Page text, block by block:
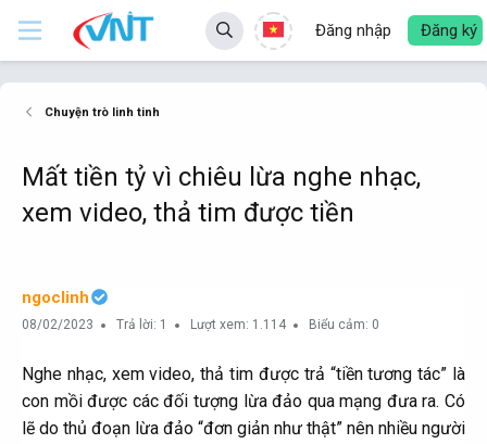
Đăng nhập Đăng ký
Chuyện trò linh tinh
Mất tiền tỷ vì chiêu lừa nghe nhạc,
xem video, thả tim được tiền
ngoclinh
08/02/2023 Trả lời: 1 Lượt xem: 1.114 Biểu cảm: 0
Nghe nhạc, xem video, thả tim được trả “tiền tương tác” là
con mồi được các đối tượng lừa đảo qua mạng đưa ra. Có
lẽ do thủ đoạn lừa đảo “đơn giản như thật” nên nhiều người